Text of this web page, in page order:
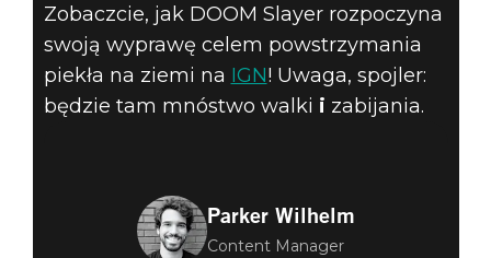
Zobaczcie, jak DOOM Slayer rozpoczyna
swoją wyprawę celem powstrzymania
piekła na ziemi na IGN! Uwaga, spojler:
będzie tam mnóstwo walki i zabijania.
Parker Wilhelm
Content Manager